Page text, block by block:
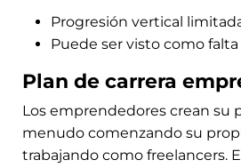
Progresión vertical
Puede ser visto como
Plan de carrera
Los emprendedores crean su
menudo comenzando su
trabajando como freelancers.